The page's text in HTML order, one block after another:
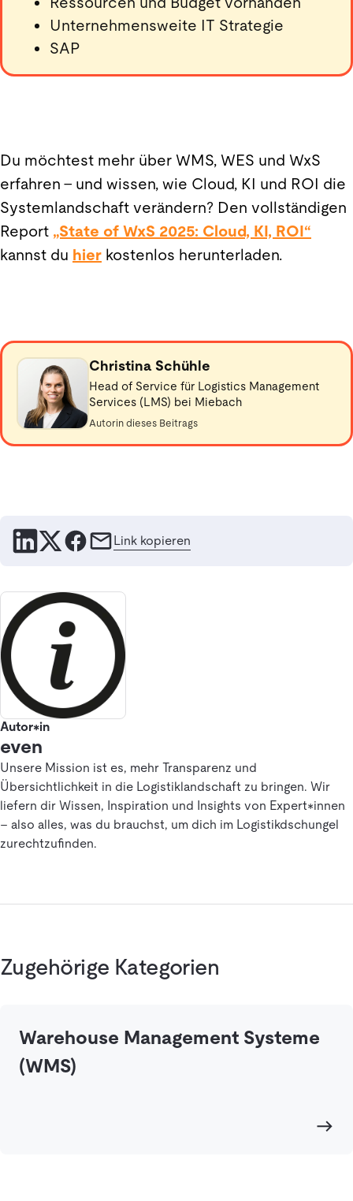
Unternehmensweite IT Strategie
SAP
Du möchtest mehr über WMS, WES und WxS
erfahren – und wissen, wie Cloud, KI und ROI die
Systemlandschaft verändern? Den vollständigen
Report „State of WxS 2025: Cloud, KI, ROI“
kannst du hier kostenlos herunterladen.
Christina Schühle
Head of Service für Logistics Management
Services (LMS) bei Miebach
Autorin dieses Beitrags
Link kopieren
Autor*in
even
Unsere Mission ist es, mehr Transparenz und
Übersichtlichkeit in die Logistiklandschaft zu bringen. Wir
liefern dir Wissen, Inspiration und Insights von Expert*innen
– also alles, was du brauchst, um dich im Logistikdschungel
zurechtzufinden.
Zugehörige Kategorien
Warehouse Management Systeme
(WMS)